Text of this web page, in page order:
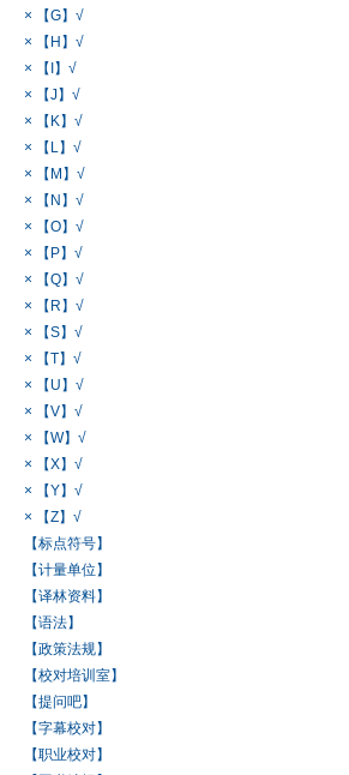
× 【G】√
× 【H】√
× 【I】√
× 【J】√
× 【K】√
× 【L】√
× 【M】√
× 【N】√
× 【O】√
× 【P】√
× 【Q】√
× 【R】√
× 【S】√
× 【T】√
× 【U】√
× 【V】√
× 【W】√
× 【X】√
× 【Y】√
× 【Z】√
【标点符号】
【计量单位】
【译林资料】
【语法】
【政策法规】
【校对培训室】
【提问吧】
【字幕校对】
【职业校对】